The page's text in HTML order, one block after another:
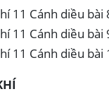
11 Cánh diều
11 Cánh diều
11 Cánh diều